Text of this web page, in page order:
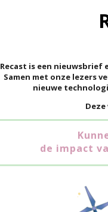
Recast is een nieuwsbrief
Samen met onze lezers
nieuwe
de impact